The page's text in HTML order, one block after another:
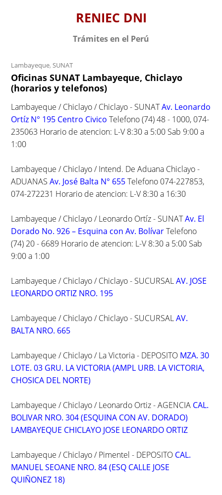
RENIEC DNI
Trámites en el Perú
Lambayeque,SUNAT
Oficinas SUNAT Lambayeque, Chiclayo
(horarios y telefonos)
Lambayeque / Chiclayo / Chiclayo - SUNATAv. Leonardo
Ortíz N° 195 Centro Civico Telefono (74) 48 - 1000, 074-
235063 Horario de atencion: L-V 8:30 a 5:00 Sab 9:00 a
1:00
Lambayeque / Chiclayo / Intend. De Aduana Chiclayo -
ADUANASAv. José Balta N° 655Telefono 074-227853,
074-272231 Horario de atencion: L-V 8:30 a 16:30
Lambayeque / Chiclayo / Leonardo Ortíz - SUNATAv. El
Dorado No. 926 – Esquina con Av. BolívarTelefono
(74) 20 - 6689 Horario de atencion: L-V 8:30 a 5:00 Sab
9:00 a 1:00
Lambayeque / Chiclayo / Chiclayo - SUCURSALAV. JOSE
LEONARDO ORTIZ NRO. 195
Lambayeque / Chiclayo / Chiclayo - SUCURSALAV.
BALTA NRO. 665
Lambayeque / Chiclayo / La Victoria - DEPOSITO MZA. 30
LOTE. 03 GRU. LA VICTORIA (AMPL URB. LA VICTORIA,
CHOSICA DEL NORTE)
Lambayeque / Chiclayo / Leonardo Ortiz - AGENCIA CAL.
BOLIVAR NRO. 304 (ESQUINA CON AV. DORADO)
LAMBAYEQUE CHICLAYO JOSE LEONARDO ORTIZ
Lambayeque / Chiclayo / Pimentel - DEPOSITO CAL.
MANUEL SEOANE NRO. 84 (ESQ CALLE JOSE
QUIÑONEZ 18)